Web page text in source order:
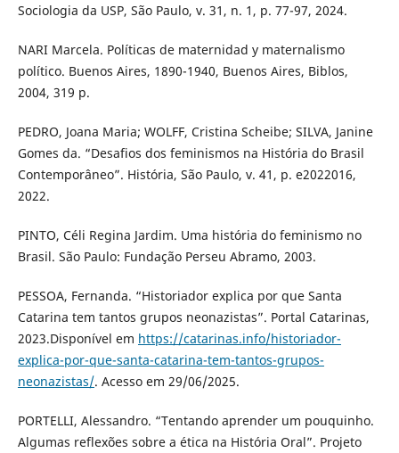
Sociologia da USP, São Paulo, v. 31, n. 1, p. 77-97, 2024.
NARI Marcela. Políticas de maternidad y maternalismo
político. Buenos Aires, 1890-1940, Buenos Aires, Biblos,
2004, 319 p.
PEDRO, Joana Maria; WOLFF, Cristina Scheibe; SILVA, Janine
Gomes da. “Desafios dos feminismos na História do Brasil
Contemporâneo”. História, São Paulo, v. 41, p. e2022016,
2022.
PINTO, Céli Regina Jardim. Uma história do feminismo no
Brasil. São Paulo: Fundação Perseu Abramo, 2003.
PESSOA, Fernanda. “Historiador explica por que Santa
Catarina tem tantos grupos neonazistas”. Portal Catarinas,
2023.Disponível em https://catarinas.info/historiador-
explica-por-que-santa-catarina-tem-tantos-grupos-
neonazistas/. Acesso em 29/06/2025.
PORTELLI, Alessandro. “Tentando aprender um pouquinho.
Algumas reflexões sobre a ética na História Oral”. Projeto